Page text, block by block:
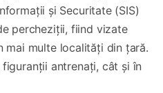
și Securitate (SIS)
percheziții, fiind vizate
mai multe localități din țară.
antrenați, cât și în